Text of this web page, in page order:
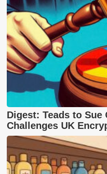
Digest: Teads to Sue
Challenges UK